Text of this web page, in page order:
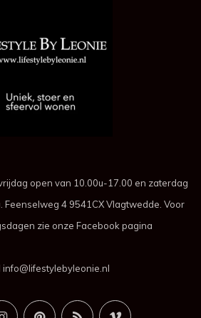
open van 10.00u-17.00 en zaterdag
Feenselweg 4 9541CX Vlagtwedde. Voor
zie onze Facebook pagina
info@lifestylebyleonie.nl